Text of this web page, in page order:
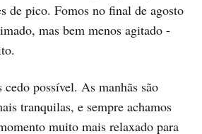
de pico. Fomos no final de agosto
mas bem menos agitado -
cedo possível. As manhãs são
tranquilas, e sempre achamos
muito mais relaxado para